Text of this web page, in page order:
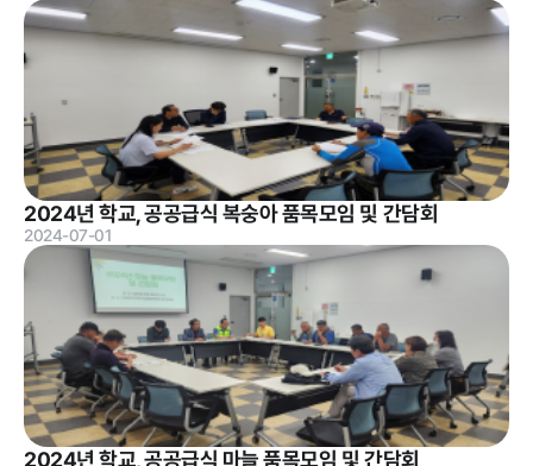
2024년 학교, 공공급식 복숭아 품목모임 및 간담회
2024-07-01
2024년 학교, 공공급식 마늘 품목모임 및 간담회